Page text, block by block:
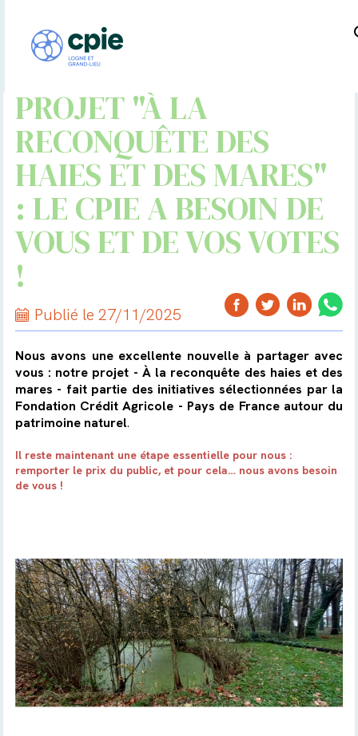
PROJET "À LA
RECONQUÊTE DES
HAIES ET DES MARES"
: LE CPIE A BESOIN DE
VOUS ET DE VOS VOTES
!
Publié le 27/11/2025
Nous avons une excellente nouvelle à partager avec
vous : notre projet - À la reconquête des haies et des
mares - fait partie des initiatives sélectionnées par la
Fondation Crédit Agricole - Pays de France autour du
patrimoine naturel.
Il reste maintenant une étape essentielle pour nous :
remporter le prix du public, et pour cela… nous avons besoin
de vous !